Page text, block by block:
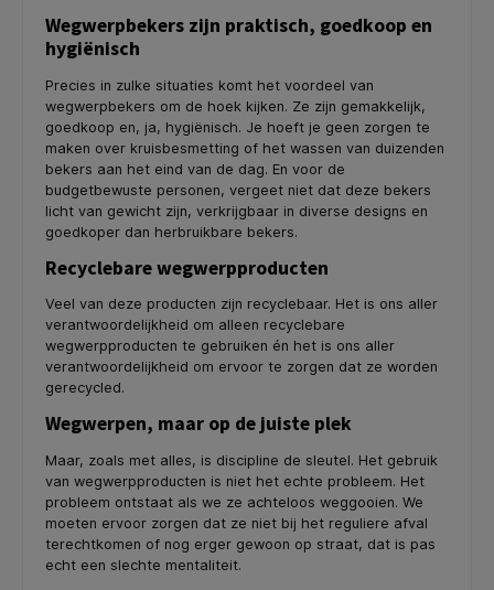
Wegwerpbekers zijn praktisch, goedkoop en
hygiënisch
Precies in zulke situaties komt het voordeel van
wegwerpbekers om de hoek kijken. Ze zijn gemakkelijk,
goedkoop en, ja, hygiënisch. Je hoeft je geen zorgen te
maken over kruisbesmetting of het wassen van duizenden
bekers aan het eind van de dag. En voor de
budgetbewuste personen, vergeet niet dat deze bekers
licht van gewicht zijn, verkrijgbaar in diverse designs en
goedkoper dan herbruikbare bekers.
Recyclebare wegwerpproducten
Veel van deze producten zijn recyclebaar. Het is ons aller
verantwoordelijkheid om alleen recyclebare
wegwerpproducten te gebruiken én het is ons aller
verantwoordelijkheid om ervoor te zorgen dat ze worden
gerecycled.
Wegwerpen, maar op de juiste plek
Maar, zoals met alles, is discipline de sleutel. Het gebruik
van wegwerpproducten is niet het echte probleem. Het
probleem ontstaat als we ze achteloos weggooien. We
moeten ervoor zorgen dat ze niet bij het reguliere afval
terechtkomen of nog erger gewoon op straat, dat is pas
echt een slechte mentaliteit.